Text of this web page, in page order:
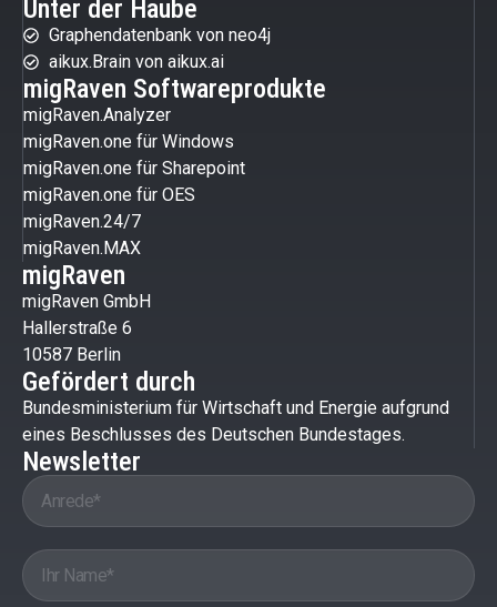
Unter der Haube
Graphendatenbank von neo4j
aikux.Brain von aikux.ai
migRaven Softwareprodukte
migRaven.Analyzer
migRaven.one für Windows
migRaven.one für Sharepoint
migRaven.one für OES
migRaven.24/7
migRaven.MAX
migRaven
migRaven GmbH
Hallerstraße 6
10587 Berlin
Gefördert durch
Bundesministerium für Wirtschaft und Energie aufgrund
eines Beschlusses des Deutschen Bundestages.
Newsletter